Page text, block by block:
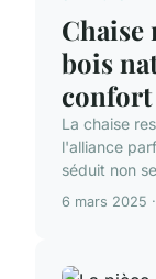
Chaise
bois
confort
La chaise
l'alliance
séduit non
6 mars 2025